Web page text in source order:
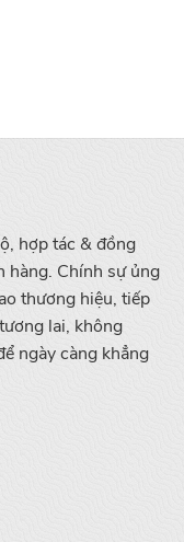
hợp tác & đồng
hàng. Chính sự ủng
thương hiệu, tiếp
lai, không
ngày càng khẳng